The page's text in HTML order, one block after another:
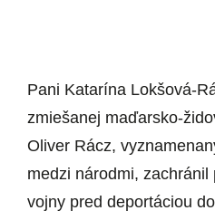
Pani Katarína Lokšová-
zmiešanej maďarsko-
Oliver Rácz,
medzi národmi, zachránil
vojny pred deportáciou